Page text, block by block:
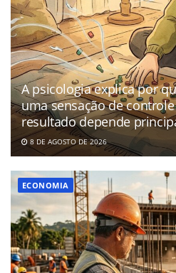
A psicologia explica por
uma sensação de
resultado depende
8 DE AGOSTO DE 2026
ECONOMIA